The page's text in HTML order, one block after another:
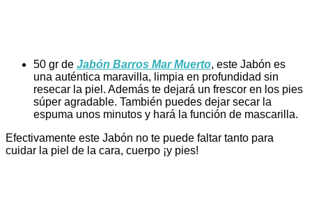
50 gr de Jabón Barros Mar Muerto, este Jabón es
una auténtica maravilla, limpia en profundidad sin
resecar la piel. Además te dejará un frescor en los pies
súper agradable. También puedes dejar secar la
espuma unos minutos y hará la función de mascarilla.
Efectivamente este Jabón no te puede faltar tanto para
cuidar la piel de la cara, cuerpo ¡y pies!